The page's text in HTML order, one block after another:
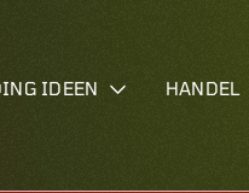
IDEEN HANDEL